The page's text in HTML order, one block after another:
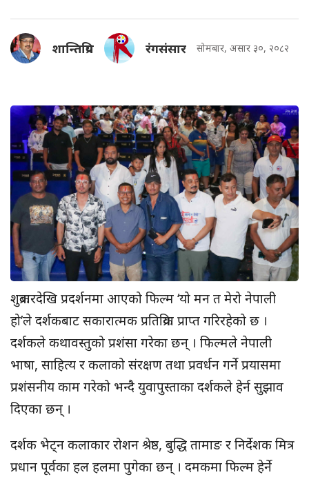
शान्तिप्रिय रंगसंसार सोमबार, असार ३०, २०८२
शुक्रबारदेखि प्रदर्शनमा आएको फिल्म ‘यो मन त मेरो नेपाली
हो’ले दर्शकबाट सकारात्मक प्रतिक्रिया प्राप्त गरिरहेको छ ।
दर्शकले कथावस्तुको प्रशंसा गरेका छन् । फिल्मले नेपाली
भाषा, साहित्य र कलाको संरक्षण तथा प्रवर्धन गर्ने प्रयासमा
प्रशंसनीय काम गरेको भन्दै युवापुस्ताका दर्शकले हेर्न सुझाव
दिएका छन् ।
दर्शक भेट्न कलाकार रोशन श्रेष्ठ, बुद्धि तामाङ र निर्देशक मित्र
प्रधान पूर्वका हल हलमा पुगेका छन् । दमकमा फिल्म हेर्ने